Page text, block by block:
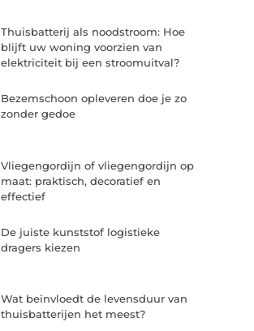
Thuisbatterij als noodstroom: Hoe
blijft uw woning voorzien van
elektriciteit bij een stroomuitval?
Bezemschoon opleveren doe je zo
zonder gedoe
Vliegengordijn of vliegengordijn op
maat: praktisch, decoratief en
effectief
De juiste kunststof logistieke
dragers kiezen
Wat beïnvloedt de levensduur van
thuisbatterijen het meest?